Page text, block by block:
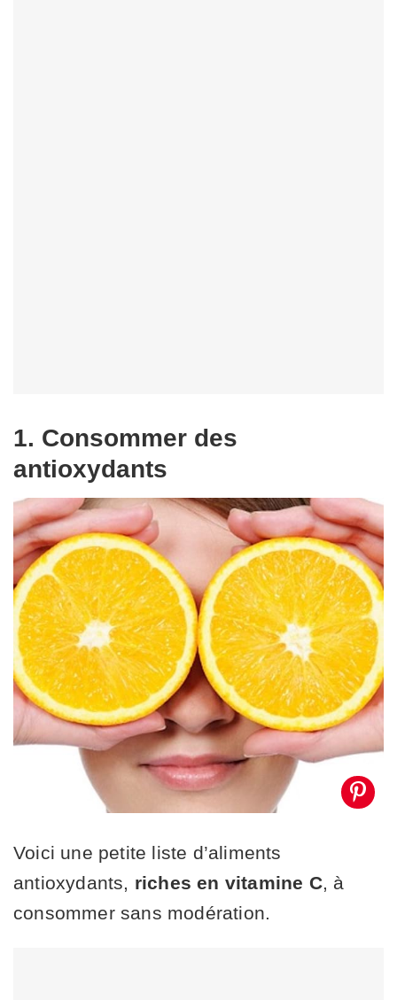
1. Consommer des
antioxydants
Voici une petite liste d’aliments
antioxydants, riches en vitamine C, à
consommer sans modération.